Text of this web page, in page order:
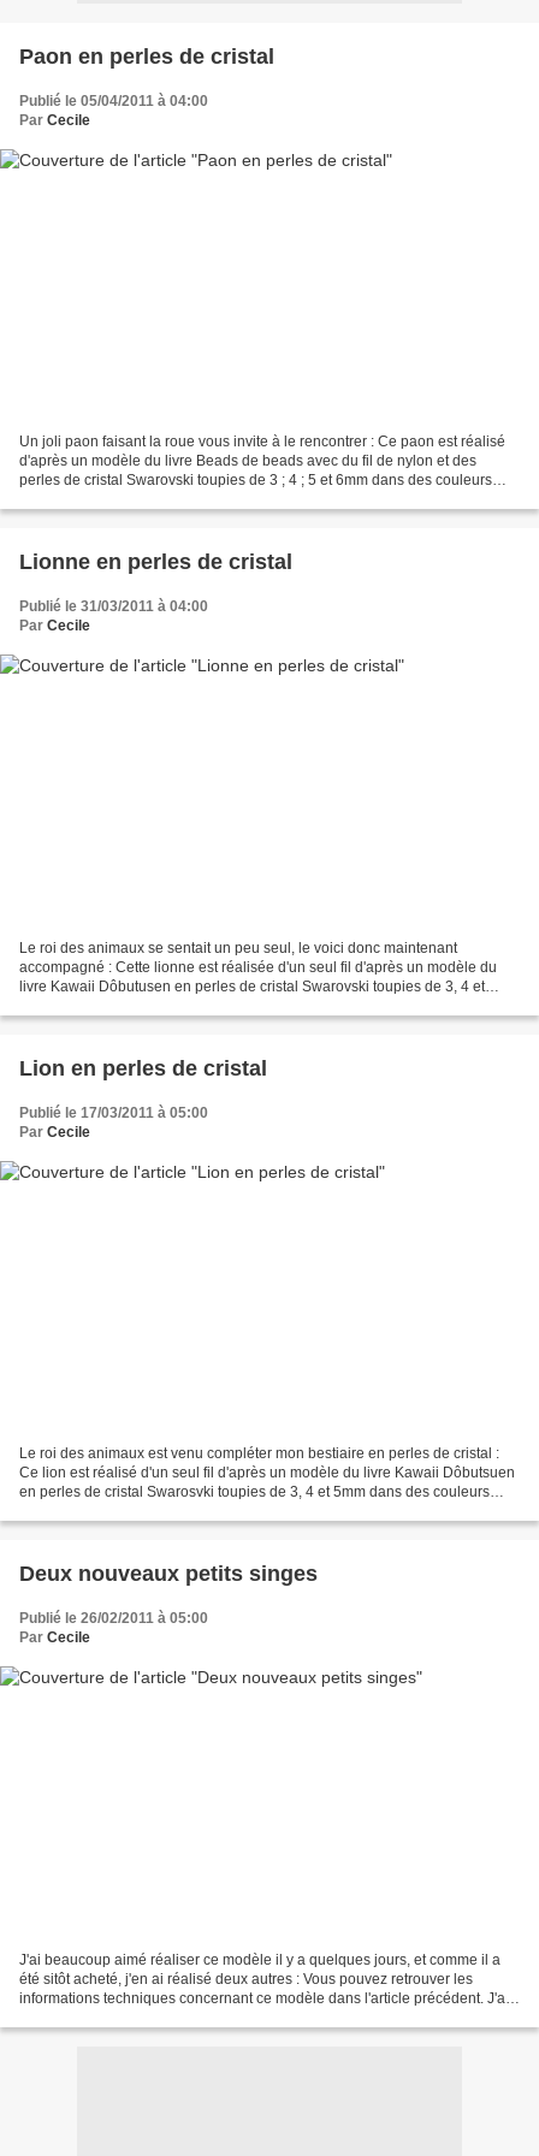
Paon en perles de cristal
Publié le 05/04/2011 à 04:00
Par Cecile
Un joli paon faisant la roue vous invite à le rencontrer : Ce paon est réalisé
d'après un modèle du livre Beads de beads avec du fil de nylon et des
perles de cristal Swarovski toupies de 3 ; 4 ; 5 et 6mm dans des couleurs
Lionne en perles de cristal
Publié le 31/03/2011 à 04:00
Par Cecile
Le roi des animaux se sentait un peu seul, le voici donc maintenant
accompagné : Cette lionne est réalisée d'un seul fil d'après un modèle du
livre Kawaii Dôbutusen en perles de cristal Swarovski toupies de 3, 4 et
Lion en perles de cristal
Publié le 17/03/2011 à 05:00
Par Cecile
Le roi des animaux est venu compléter mon bestiaire en perles de cristal :
Ce lion est réalisé d'un seul fil d'après un modèle du livre Kawaii Dôbutsuen
en perles de cristal Swarosvki toupies de 3, 4 et 5mm dans des couleurs
Deux nouveaux petits singes
Publié le 26/02/2011 à 05:00
Par Cecile
J'ai beaucoup aimé réaliser ce modèle il y a quelques jours, et comme il a
été sitôt acheté, j'en ai réalisé deux autres : Vous pouvez retrouver les
informations techniques concernant ce modèle dans l'article précédent. J'ai